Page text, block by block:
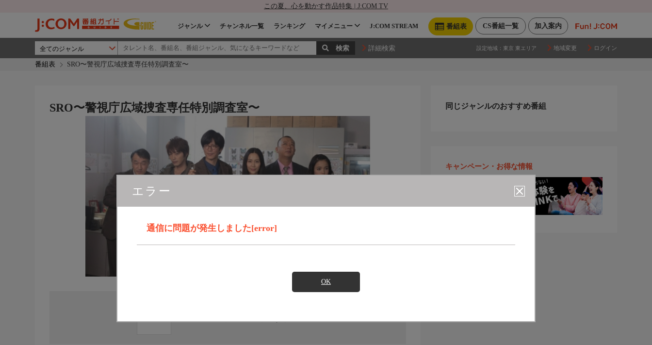
この夏、心を動かす作品特集 | J:COM TV
加入案内
CS番組一覧
番組表
ジャンル チャンネル一覧 ランキング マイメニュー J:COM STREAM
詳細検索 設定地域： 東京 東エリア 地域変更 ログイン
番組表 SRO〜警視庁広域捜査専任特別調査室〜
エラー
通信に問題が発生しました[error]
OK
SRO〜警視庁広域捜査専任特別調査室〜 同じジャンルのおすすめ番組
キャンペーン・お得な情報